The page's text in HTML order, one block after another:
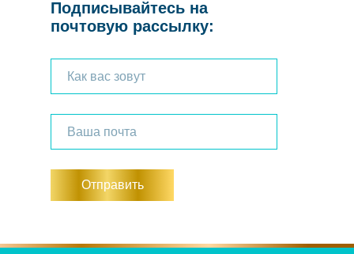
Отправить
Подписывайтесь на
почтовую рассылку: